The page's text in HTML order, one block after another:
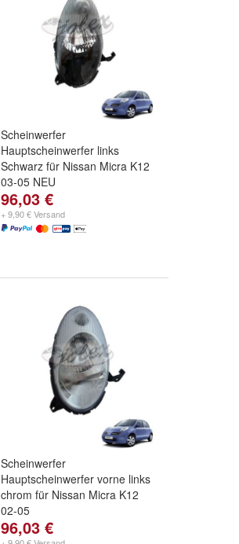
Scheinwerfer
Hauptscheinwerfer links
Schwarz für Nissan Micra K12
03-05 NEU
96,03 €
+ 9,90 € Versand
Scheinwerfer
Hauptscheinwerfer vorne links
chrom für Nissan Micra K12
02-05
96,03 €